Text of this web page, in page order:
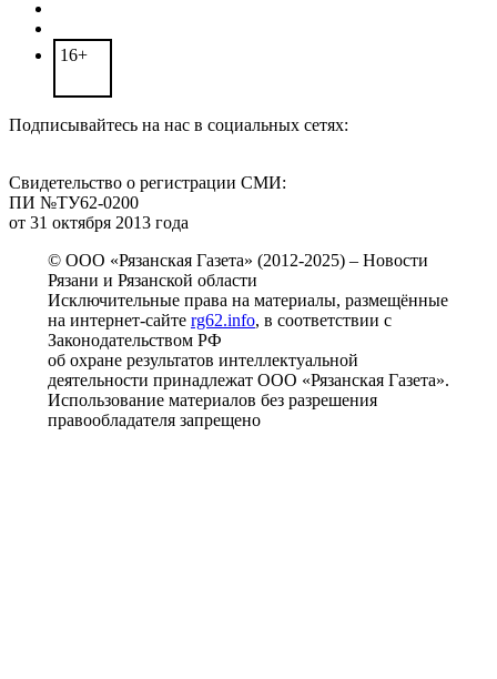
16+
Подписывайтесь на нас в социальных сетях:
Свидетельство о регистрации СМИ:
ПИ №ТУ62-0200
от 31 октября 2013 года
© ООО «Рязанская Газета» (2012-2025) – Новости
Рязани и Рязанской области
Исключительные права на материалы, размещённые
на интернет-сайте rg62.info, в соответствии с
Законодательством РФ
об охране результатов интеллектуальной
деятельности принадлежат ООО «Рязанская Газета».
Использование материалов без разрешения
правообладателя запрещено